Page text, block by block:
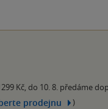
Kč, do 10. 8. předáme
prodejnu )